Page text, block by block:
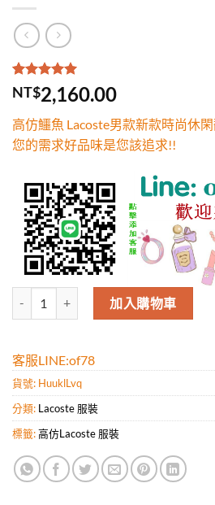
評分5.00 /
5，已有
1
位
分
NT$2,160.00
高仿鱷魚 Lacoste男款新款時尚休
您的需求好品味是您該追求!!
高仿鱷魚 Lacoste男款新款時尚休閑翻
加入購物車
客服LINE:of78
貨號: HuuklLvq
分類: Lacoste 服裝
標籤:高仿Lacoste 服裝